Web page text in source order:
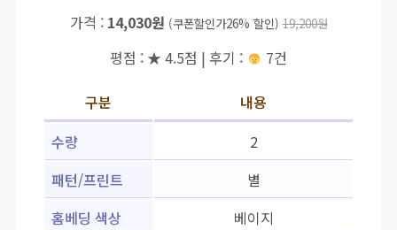
가격 : 14,030원 (쿠폰할인가26% 할인) 19,200원
평점 : ★ 4.5점 | 후기 : 7건
구분
내용
수량
2
패턴/프린트
별
홈베딩 색상
베이지